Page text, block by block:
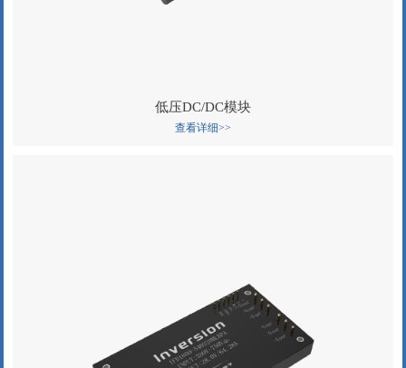
低压DC/DC模块
查看详细>>